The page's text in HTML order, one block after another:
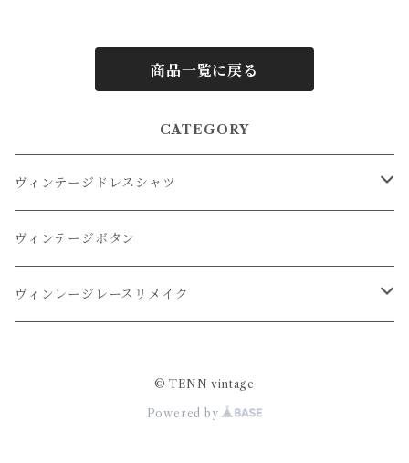
商品一覧に戻る
CATEGORY
ヴィンテージドレスシャツ
オーバーダイドレスシャツ
リメイクドレスシャツ
ヴィンテージボタン
ヴィンレージレースリメイク
© TENN vintage
Powered by